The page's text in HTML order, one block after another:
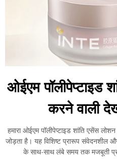
ओईएम पॉलीपेप्टाइड
करने वाली
हमारा ओईएम पॉलीपेप्टाइड शांति एसेंस
जोड़ता है। यह विशिष्ट प्रारूप संवेदनशील
के साथ-साथ लंबे समय तक मजबूती